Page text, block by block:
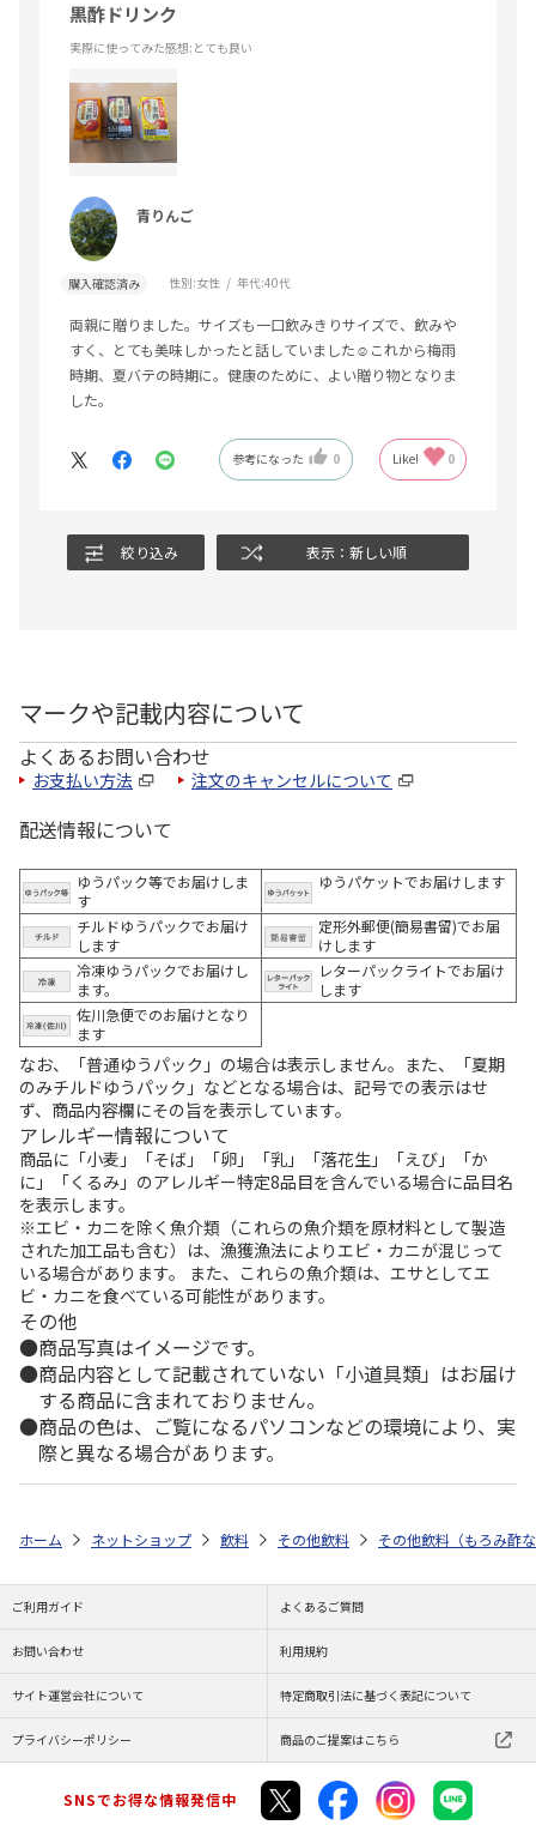
黒酢ドリンク
実際に使ってみた感想:とても良い
青りんご
購入確認済み 性別:女性 年代:40代
両親に贈りました。サイズも一口飲みきりサイズで、飲みや
すく、とても美味しかったと話していました☺️これから梅雨
時期、夏バテの時期に。健康のために、よい贈り物となりま
した。
参考になった 0 Like! 0
絞り込み 表示：新しい順
マークや記載内容について
よくあるお問い合わせ
お支払い方法 注文のキャンセルについて
配送情報について
ゆうパック等でお届けしま
す
ゆうパケットでお届けします
チルドゆうパックでお届け
します
定形外郵便(簡易書留)でお届
けします
冷凍ゆうパックでお届けし
ます。
レターパックライトでお届け
します
佐川急便でのお届けとなり
ます
なお、「普通ゆうパック」の場合は表示しません。また、「夏期
のみチルドゆうパック」などとなる場合は、記号での表示はせ
ず、商品内容欄にその旨を表示しています。
アレルギー情報について
商品に「小麦」「そば」「卵」「乳」「落花生」「えび」「か
に」「くるみ」のアレルギー特定8品目を含んでいる場合に品目名
を表示します。
※エビ・カニを除く魚介類（これらの魚介類を原材料として製造
された加工品も含む）は、漁獲漁法によりエビ・カニが混じって
いる場合があります。 また、これらの魚介類は、エサとしてエ
ビ・カニを食べている可能性があります。
その他
商品写真はイメージです。
商品内容として記載されていない「小道具類」はお届け
する商品に含まれておりません。
商品の色は、ご覧になるパソコンなどの環境により、実
際と異なる場合があります。
ホーム ネットショップ 飲料 その他飲料 その他飲料（もろみ酢
ご利用ガイド よくあるご質問
お問い合わせ 利用規約
サイト運営会社について 特定商取引法に基づく表記について
プライバシーポリシー 商品のご提案はこちら
SNSでお得な情報発信中